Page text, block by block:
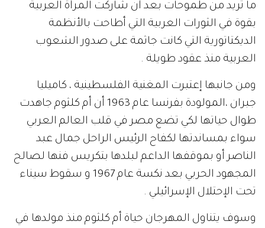
ما تريد من طموحات بعد أن شاركت المرأة العربية
بقوة في الثورات العربية التي أطاحت بالأنظمة
الديكتاتورية التي كانت جاثمة على صدور الشعوب
العربية منذ عقود طويلة .
ومن جانبها إعتبرت المغنية الفلسطينية ، كاميليا
جبران ،المولودة بفرنسا عام 1963 أن أم كلثوم جاهدت
طوال حياتها لكي تضع مصر في قلب العالم العربي
سواء بمساندتها لكفاح الرئيس الراحل جمال عبد
الناصر أو بموقفها الداعم لبلدها بتكريس فنها لصالح
المجهود الحربي بعد نكسة عام 1967 و سقوط سيناء
تحت الإحتلال الإسرائيلي .
وسوف يتناول المهرجان حياة أم كلثوم منذ مولدها في